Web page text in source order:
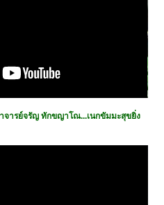
จารย์จรัญ ทักขญาโณ...เนกขัมมะสุขยิ่ง